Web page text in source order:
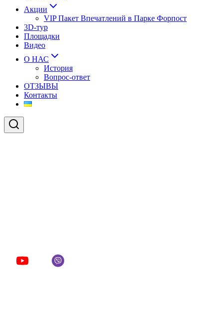
Акции
VIP Пакет Впечатлений в Парке Форпост
3D-тур
Площадки
Видео
О НАС
История
Вопрос-ответ
ОТЗЫВЫ
Контакты